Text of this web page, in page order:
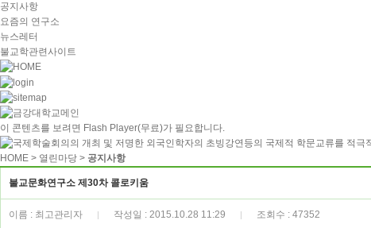
공지사항
요즘의 연구소
뉴스레터
불교학관련사이트
이 콘텐츠를 보려면 Flash Player(무료)가 필요합니다.
HOME > 열린마당 > 공지사항
불교문화연구소 제30차 콜로키움
이름 : 최고관리자 작성일 : 2015.10.28 11:29 조회수 : 47352